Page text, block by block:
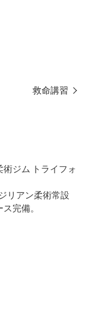
救命講習
ジム トライフォ
リアン柔術常設
完備。